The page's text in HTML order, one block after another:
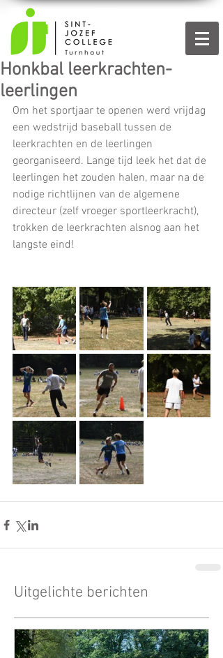
Honkbal leerkrachten-
leerlingen
Om het sportjaar te openen werd vrijdag
een wedstrijd baseball tussen de
leerkrachten en de leerlingen
georganiseerd. Lange tijd leek het dat de
leerlingen het zouden halen, maar na de
nodige richtlijnen van de algemene
directeur (zelf vroeger sportleerkracht),
trokken de leerkrachten alsnog aan het
langste eind!
Uitgelichte berichten